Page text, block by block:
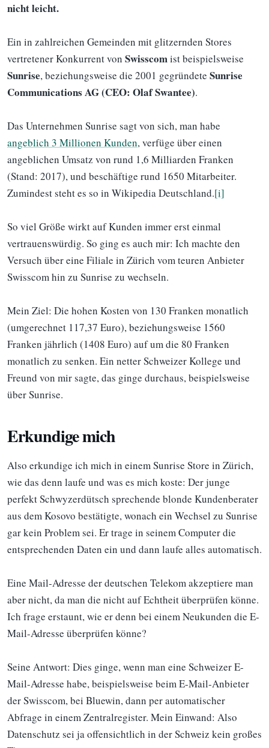
nicht leicht.
Ein in zahlreichen Gemeinden mit glitzernden Stores
vertretener Konkurrent von Swisscomist beispielsweise
Sunrise, beziehungsweise die 2001 gegründete Sunrise
Communications AG (CEO: Olaf Swantee).
Das Unternehmen Sunrise sagt von sich, man habe
angeblich 3 Millionen Kunden, verfüge über einen
angeblichen Umsatz von rund 1,6 Milliarden Franken
(Stand: 2017), und beschäftige rund 1650 Mitarbeiter.
Zumindest steht es so in Wikipedia Deutschland.[i]
So viel Größe wirkt auf Kunden immer erst einmal
vertrauenswürdig. So ging es auch mir: Ich machte den
Versuch über eine Filiale in Zürich vom teuren Anbieter
Swisscom hin zu Sunrise zu wechseln.
Mein Ziel: Die hohen Kosten von 130 Franken monatlich
(umgerechnet 117,37 Euro), beziehungsweise 1560
Franken jährlich (1408 Euro) auf um die 80 Franken
monatlich zu senken. Ein netter Schweizer Kollege und
Freund von mir sagte, das ginge durchaus, beispielsweise
über Sunrise.
Erkundige mich
Also erkundige ich mich in einem Sunrise Store in Zürich,
wie das denn laufe und was es mich koste: Der junge
perfekt Schwyzerdütsch sprechende blonde Kundenberater
aus dem Kosovo bestätigte, wonach ein Wechsel zu Sunrise
gar kein Problem sei. Er trage in seinem Computer die
entsprechenden Daten ein und dann laufe alles automatisch.
Eine Mail-Adresse der deutschen Telekom akzeptiere man
aber nicht, da man die nicht auf Echtheit überprüfen könne.
Ich frage erstaunt, wie er denn bei einem Neukunden die E-
Mail-Adresse überprüfen könne?
Seine Antwort: Dies ginge, wenn man eine Schweizer E-
Mail-Adresse habe, beispielsweise beim E-Mail-Anbieter
der Swisscom, bei Bluewin, dann per automatischer
Abfrage in einem Zentralregister. Mein Einwand: Also
Datenschutz sei ja offensichtlich in der Schweiz kein großes